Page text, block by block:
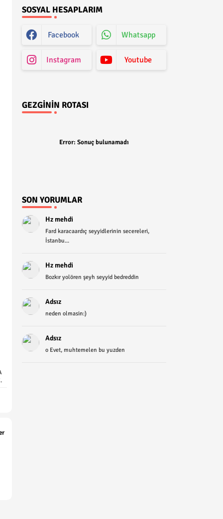
SOSYAL HESAPLARIM
Facebook Whatsapp
Instagram Youtube
GEZGININ ROTASI
Error: Sonuç bulunamadı
SON YORUMLAR
Hz mehdi
Fard karacaardıç seyyidlerinin secereleri,
İstanbu...
Hz mehdi
Bozkır yolören şeyh seyyid bedreddin
Adsız
neden olmasin:)
Adsız
o Evet, muhtemelen bu yuzden